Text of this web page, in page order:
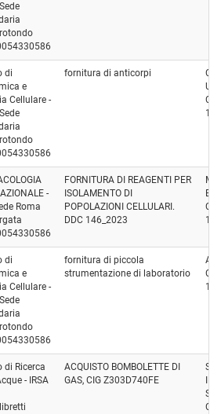
di
e
Cellulare -
fornitura di anticorpi
-
Roma
FORNITURA DI REAGENTI PER
ISOLAMENTO DI
POPOLAZIONI CELLULARI.
DDC 146_2023
di
e
Cellulare -
fornitura di piccola
strumentazione di laboratorio
di Ricerca
- IRSA
ACQUISTO BOMBOLETTE DI
GAS, CIG Z303D740FE
SRL